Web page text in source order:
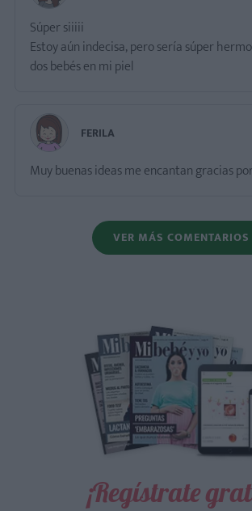
Súper siiiii
Estoy aún indecisa, pero sería súper
dos bebés en mi piel
FERILA
Muy buenas ideas me encantan gracias
VER MÁS COMENTARIOS
¡Regístrate